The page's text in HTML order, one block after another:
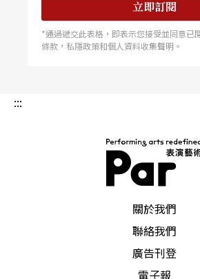
立即訂閱
*通過遞交此表格，即表示您接受並同意已
條款，私隱政策和個人資料收集聲明。
:::
關於我們
聯絡我們
廣告刊登
電子報